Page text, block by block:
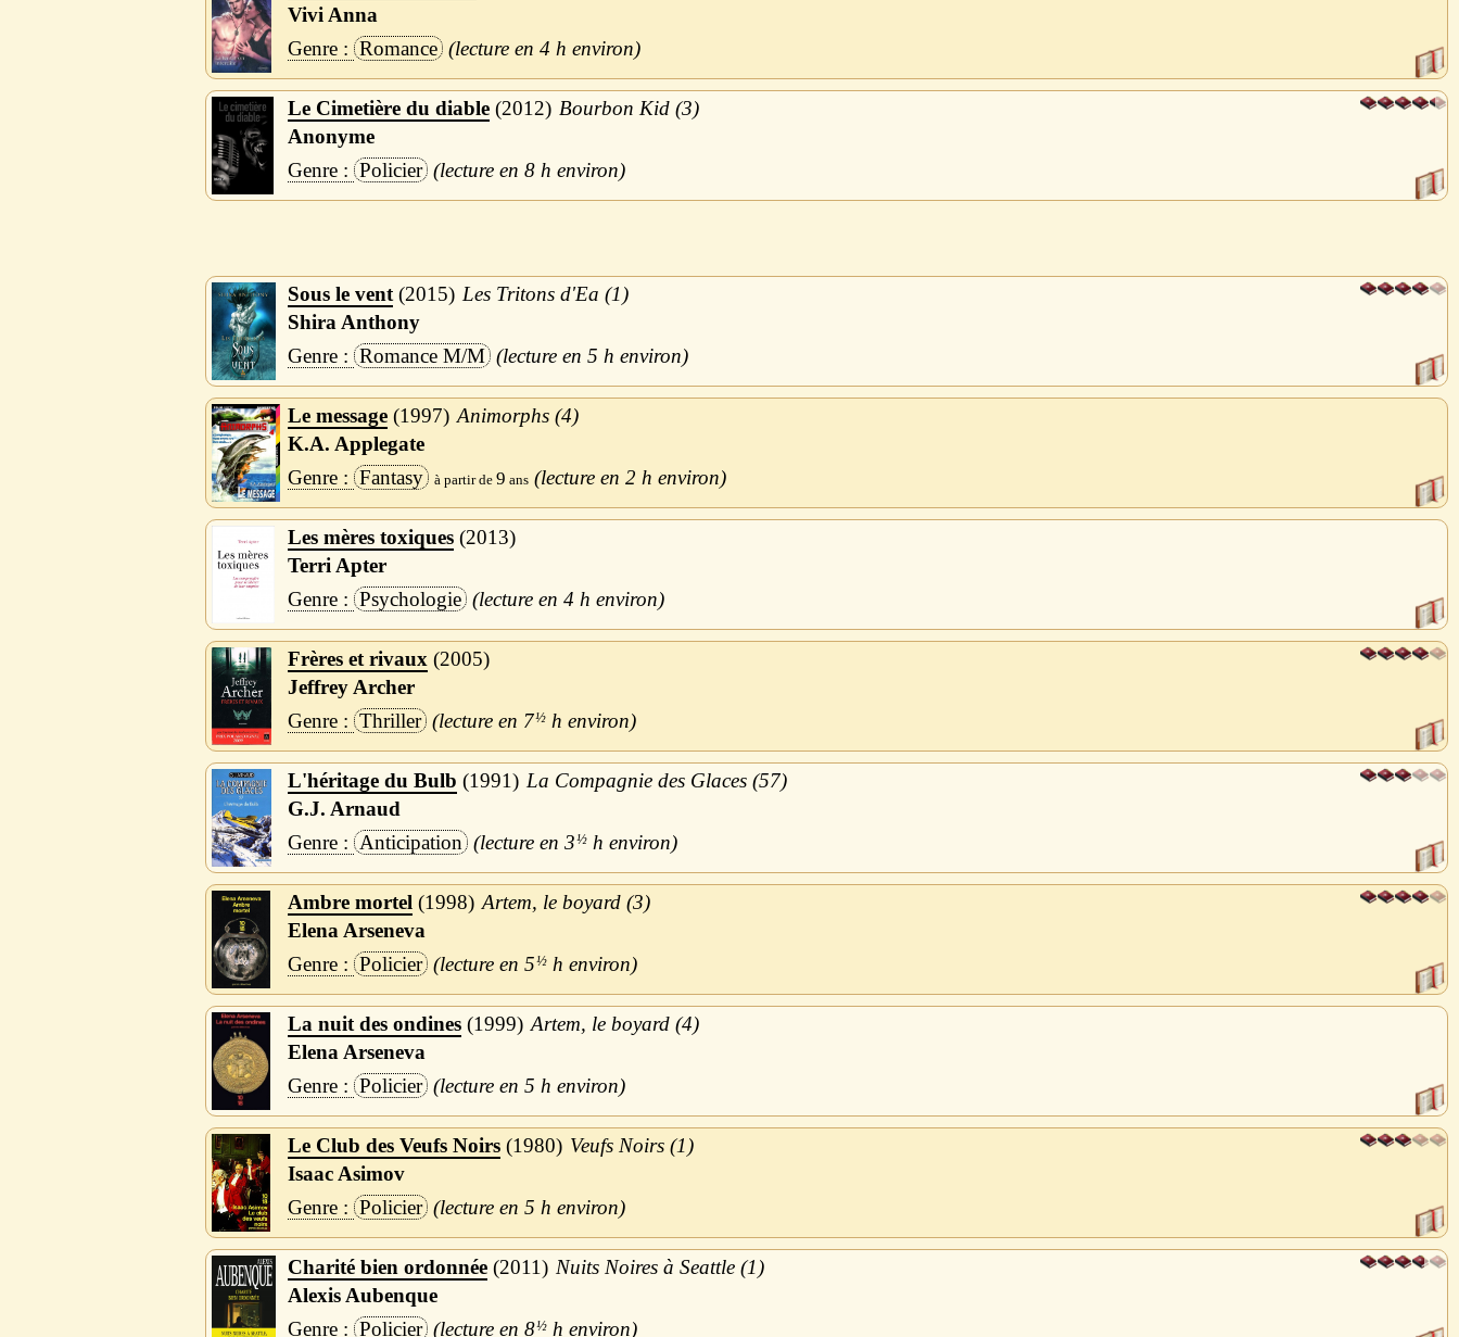
Vivi Anna
Romance
4 h
Le Cimetière du diable 2012
Bourbon Kid (3)
Anonyme
Policier
8 h
Sous le vent 2015
Les Tritons d'Ea (1)
Shira Anthony
Romance M/M
5 h
Le message 1997
Animorphs (4)
K.A. Applegate
Fantasy
9 2 h
Les mères toxiques 2013
Terri Apter
Psychologie
4 h
Frères et rivaux 2005
Jeffrey Archer
Thriller
7½h
L'héritage du Bulb 1991
La Compagnie des Glaces (57)
G.J. Arnaud
Anticipation
3½h
Ambre mortel 1998
Artem, le boyard (3)
Elena Arseneva
Policier
5½h
La nuit des ondines 1999
Artem, le boyard (4)
Elena Arseneva
Policier
5 h
Le Club des Veufs Noirs 1980
Veufs Noirs (1)
Isaac Asimov
Policier
5 h
Charité bien ordonnée 2011
Nuits Noires à Seattle (1)
Alexis Aubenque
Policier
8½h